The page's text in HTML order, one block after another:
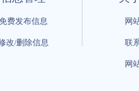
免费发布信息
改/删除信息
网
联
网